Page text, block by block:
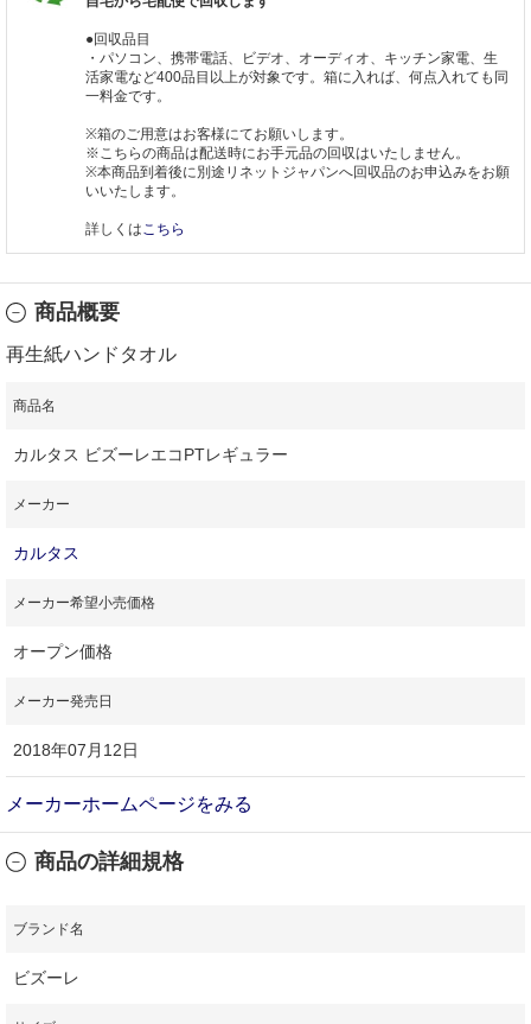
●回収品目
・パソコン、携帯電話、ビデオ、オーディオ、キッチン家電、生
活家電など400品目以上が対象です。箱に入れば、何点入れても同
一料金です。
※箱のご用意はお客様にてお願いします。
※こちらの商品は配送時にお手元品の回収はいたしません。
※本商品到着後に別途リネットジャパンへ回収品のお申込みをお願
いいたします。
詳しくは こちら
商品概要
再生紙ハンドタオル
商品名
カルタス ビズーレエコPTレギュラー
メーカー
カルタス
メーカー希望小売価格
オープン価格
メーカー発売日
2018年07月12日
メーカーホームページをみる
商品の詳細規格
ブランド名
ビズーレ